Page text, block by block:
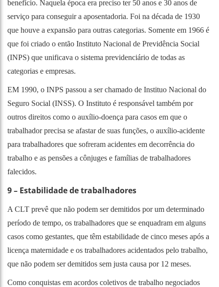
benefício. Naquela época era preciso ter 50 anos e 30 anos de
serviço para conseguir a aposentadoria. Foi na década de 1930
que houve a expansão para outras categorias. Somente em 1966 é
que foi criado o então Instituto Nacional de Previdência Social
(INPS) que unificava o sistema previdenciário de todas as
categorias e empresas.
EM 1990, o INPS passou a ser chamado de Instituo Nacional do
Seguro Social (INSS). O Instituto é responsável também por
outros direitos como o auxílio-doença para casos em que o
trabalhador precisa se afastar de suas funções, o auxílio-acidente
para trabalhadores que sofreram acidentes em decorrência do
trabalho e as pensões a cônjuges e famílias de trabalhadores
falecidos.
9 – Estabilidade de trabalhadores
A CLT prevê que não podem ser demitidos por um determinado
período de tempo, os trabalhadores que se enquadram em alguns
casos como gestantes, que têm estabilidade de cinco meses após a
licença maternidade e os trabalhadores acidentados pelo trabalho,
que não podem ser demitidos sem justa causa por 12 meses.
Como conquistas em acordos coletivos de trabalho negociados